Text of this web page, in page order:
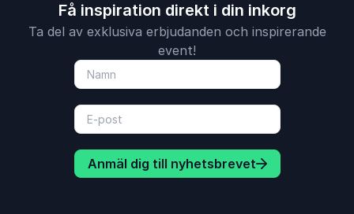
Få inspiration direkt i din inkorg
Ta del av exklusiva erbjudanden och inspirerande
event!
Anmäl dig till nyhetsbrevet